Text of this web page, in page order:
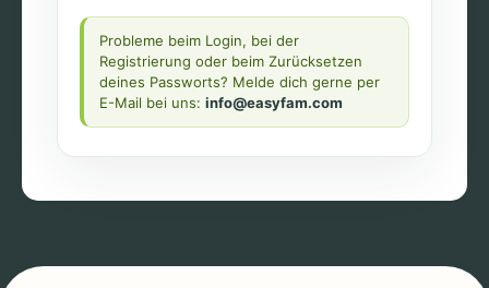
Probleme beim Login, bei der
Registrierung oder beim Zurücksetzen
deines Passworts? Melde dich gerne per
E-Mail bei uns: info@easyfam.com